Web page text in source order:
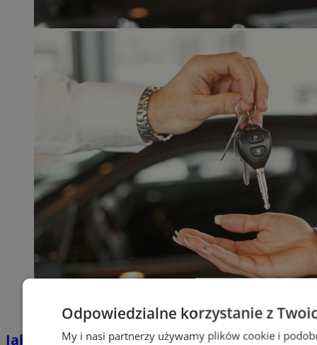
Jakie auta jeżdżą po tyskich, śląskich i
Odpowiedzialne korzystanie z
My i nasi partnerzy używamy plików cookie i